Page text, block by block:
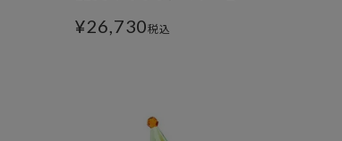
¥26,730税込